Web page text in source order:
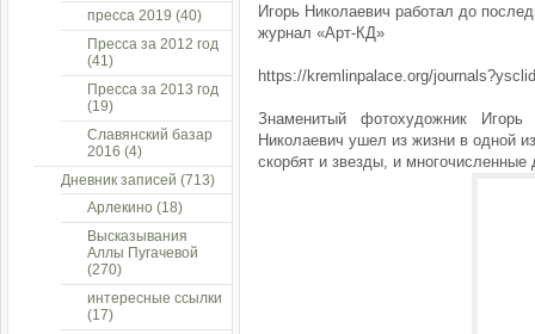
Игорь Николаевич работал до
журнал «Арт-КД»
https://kremlinpalace.org/
Знаменитый фотохудожник
Николаевич ушел из жизни в одной
скорбят и звезды, и многочисленные
пресса 2019 (40)
Пресса за 2012 год
(41)
Пресса за 2013 год
(19)
Славянский базар
2016 (4)
Дневник записей (713)
Арлекино (18)
Высказывания
Аллы Пугачевой
(270)
интересные ссылки
(17)